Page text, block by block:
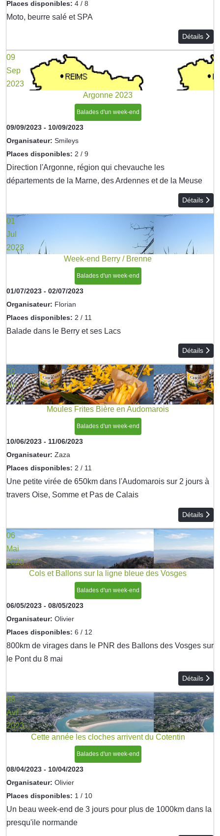
Places disponibles: 4 / 8
Moto, beurre salé et SPA
Détails
09
Sep
2023
Argonne 2023
Balades d'un week-end
09/09/2023 - 10/09/2023
Organisateur: Smileys
Places disponibles: 2 / 9
Direction l'Argonne, région qui chevauche les
départements de la Marne, des Ardennes et de la Meuse
Détails
01
Jul
2023
Week-end Berry / Brenne
Balades d'un week-end
01/07/2023 - 02/07/2023
Organisateur: Florian
Places disponibles: 2 / 11
Balade dans le Berry et ses Lacs
Détails
10
Jui
2023
Moules Frites Bière en Audomarois
Balades d'un week-end
10/06/2023 - 11/06/2023
Organisateur: Zaza
Places disponibles: 2 / 11
Une petite virée de 650km dans l'Audomarois sur 2 jours à
travers Oise, Somme et Pas de Calais
Détails
06
Mai
2023
Cols et Ballons sur la ligne bleue des Vosges
Balades d'un week-end
06/05/2023 - 08/05/2023
Organisateur: Olivier
Places disponibles: 6 / 12
800km de virages dans le PNR des Ballons des Vosges sur
le Pont du 8 mai
Détails
08
Avr
2023
Cette année les cloches arrivent du Cotentin
Balades d'un week-end
08/04/2023 - 10/04/2023
Organisateur: Olivier
Places disponibles: 1 / 10
Un beau week-end de 3 jours pour plus de 1000km dans la
presqu'ile normande